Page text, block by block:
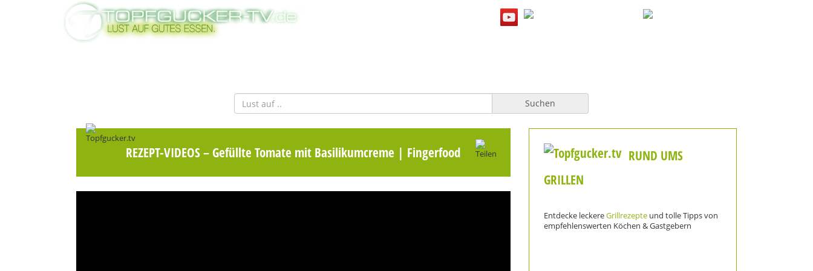
Suchen
REZEPT-VIDEOS– Gefüllte Tomate mit Basilikumcreme | Fingerfood
RUND UMS
GRILLEN
Entdecke leckereGrillrezepte und tolle Tipps von
empfehlenswerten Köchen & Gastgebern